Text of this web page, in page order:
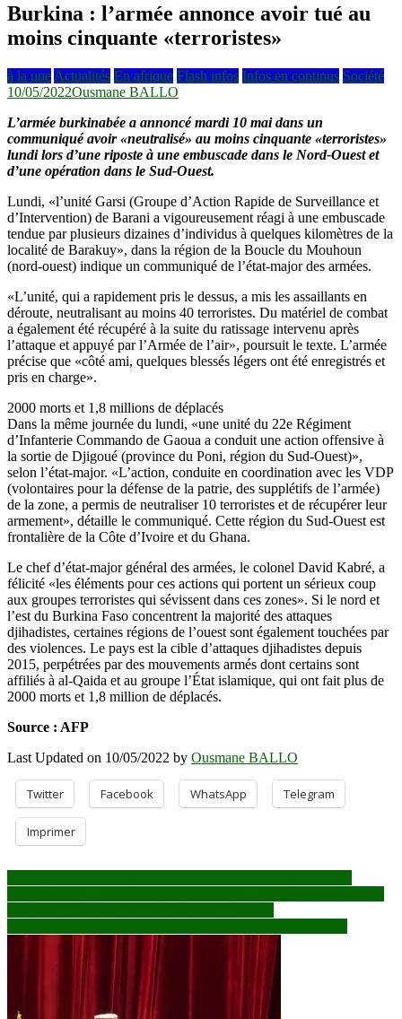
Burkina : l’armée annonce avoir tué au
moins cinquante «terroristes»
à la une Actualités En afrique Flash infos Infos en continus Société
10/05/2022Ousmane BALLO
L’armée burkinabée a annoncé mardi 10 mai dans un
communiqué avoir «neutralisé» au moins cinquante «terroristes»
lundi lors d’une riposte à une embuscade dans le Nord-Ouest et
d’une opération dans le Sud-Ouest.
Lundi, «l’unité Garsi (Groupe d’Action Rapide de Surveillance et
d’Intervention) de Barani a vigoureusement réagi à une embuscade
tendue par plusieurs dizaines d’individus à quelques kilomètres de la
localité de Barakuy», dans la région de la Boucle du Mouhoun
(nord-ouest) indique un communiqué de l’état-major des armées.
«L’unité, qui a rapidement pris le dessus, a mis les assaillants en
déroute, neutralisant au moins 40 terroristes. Du matériel de combat
a également été récupéré à la suite du ratissage intervenu après
l’attaque et appuyé par l’Armée de l’air», poursuit le texte. L’armée
précise que «côté ami, quelques blessés légers ont été enregistrés et
pris en charge».
2000 morts et 1,8 millions de déplacés
Dans la même journée du lundi, «une unité du 22e Régiment
d’Infanterie Commando de Gaoua a conduit une action offensive à
la sortie de Djigoué (province du Poni, région du Sud-Ouest)»,
selon l’état-major. «L’action, conduite en coordination avec les VDP
(volontaires pour la défense de la patrie, des supplétifs de l’armée)
de la zone, a permis de neutraliser 10 terroristes et de récupérer leur
armement», détaille le communiqué. Cette région du Sud-Ouest est
frontalière de la Côte d’Ivoire et du Ghana.
Le chef d’état-major général des armées, le colonel David Kabré, a
félicité «les éléments pour ces actions qui portent un sérieux coup
aux groupes terroristes qui sévissent dans ces zones». Si le nord et
l’est du Burkina Faso concentrent la majorité des attaques
djihadistes, certaines régions de l’ouest sont également touchées par
des violences. Le pays est la cible d’attaques djihadistes depuis
2015, perpétrées par des mouvements armés dont certains sont
affiliés à al-Qaida et au groupe l’État islamique, qui ont fait plus de
2000 morts et 1,8 million de déplacés.
Source : AFP
Last Updated on 10/05/2022 by Ousmane BALLO
Twitter Facebook WhatsApp Telegram
Imprimer
Navigation
de
l’article